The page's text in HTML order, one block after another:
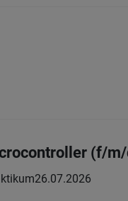
(f/
26.07.2026